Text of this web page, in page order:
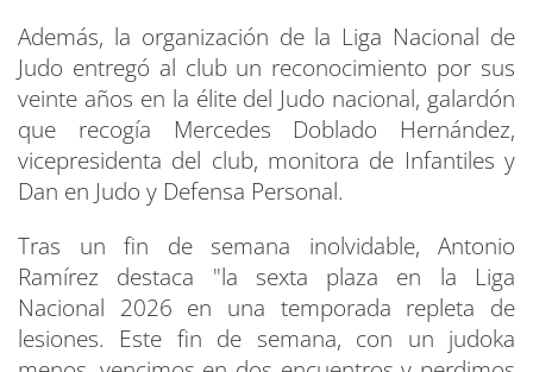
Además, la organización de la Liga Nacional de
Judo entregó al club un reconocimiento por sus
veinte años en la élite del Judo nacional, galardón
que recogía Mercedes Doblado Hernández,
vicepresidenta del club, monitora de Infantiles y
Dan en Judo y Defensa Personal.
Tras un fin de semana inolvidable, Antonio
Ramírez destaca "la sexta plaza en la Liga
Nacional 2026 en una temporada repleta de
lesiones. Este fin de semana, con un judoka